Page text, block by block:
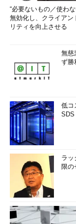
“必要ないもの／使わ
無効化し、クライアン
リティを向上させる
無慈
ず勝
低コ
SDS
ラ
限の